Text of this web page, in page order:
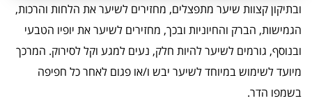
ובתיקון קצוות שיער מתפצלים, מחזירים לשיער את הלחות והרכות,
הגמישות, הברק והחיוניות ובכך, מחזירים לשיער את יופיו הטבעי
ובנוסף, גורמים לשיער להיות חלק, נעים למגע וקל לסירוק. המרכך
מיועד לשימוש במיוחד לשיער יבש ו/או פגום לאחר כל חפיפה
בשמפו הדר.